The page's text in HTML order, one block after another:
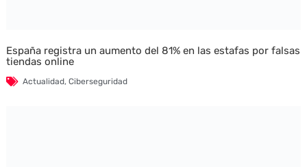
España registra un aumento del 81% en las estafas por falsas
tiendas online
Actualidad, Ciberseguridad